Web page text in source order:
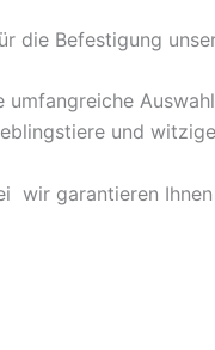
die Befestigung
umfangreiche
und
 wir garantieren